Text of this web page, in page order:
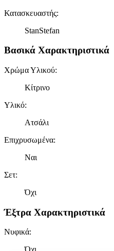
Κατασκευαστής:
StanStefan
Βασικά Χαρακτηριστικά
Χρώμα Υλικού:
Κίτρινο
Υλικό:
Ατσάλι
Επιχρυσωμένα:
Ναι
Σετ:
Όχι
Έξτρα Χαρακτηριστικά
Νυφικά: